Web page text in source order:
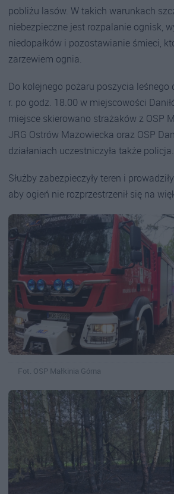
pobliżu lasów. W takich warunkach
niebezpieczne jest rozpalanie ognisk,
niedopałków i pozostawianie śmieci,
zarzewiem ognia.
Do kolejnego pożaru poszycia leśnego
r. po godz. 18.00 w miejscowości
miejsce skierowano strażaków z OSP
JRG Ostrów Mazowiecka oraz OSP
działaniach uczestniczyła także policja.
Służby zabezpieczyły teren i
aby ogień nie rozprzestrzenił się na
Fot. OSP Małkinia Górna